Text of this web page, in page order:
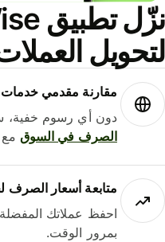
العملات
مقارنة مقدمي خدمات
دون أي رسوم خفية،
الصرف في السوقمع Wise.
متابعة أسعار الصرف
احفظ عملاتك المفضلة
بمرور الوقت.